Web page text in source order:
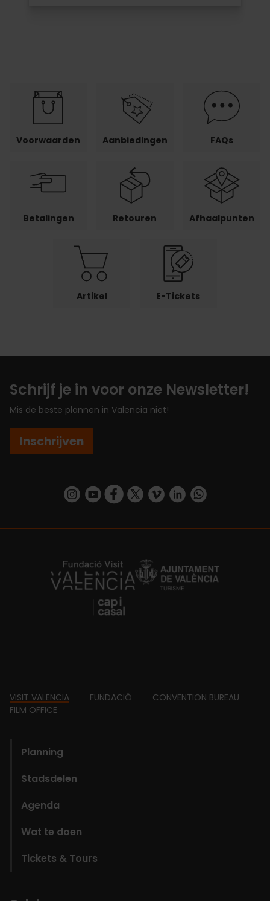
Voorwaarden Aanbiedingen FAQs
Betalingen Retouren Afhaalpunten
Artikel E-Tickets
Schrijf je in voor onze Newsletter!
Mis de beste plannen in Valencia niet!
Inschrijven
https://www.instagram.com/visit_valencia/
https://www.youtube.com/user/
https://www.facebook.com/
https://twitter.com/
https://vimeo.com/
https://www.linkedin.com/company/turismo-valencia/https://api.whatsapp.com/send/
https://fundacion.visitvalencia.com/
Footer
VISIT VALENCIA FUNDACIÓ
CONVENTION BUREAU
FILM OFFICE
Planning
Stadsdelen
Agenda
Wat te doen
Tickets & Tours